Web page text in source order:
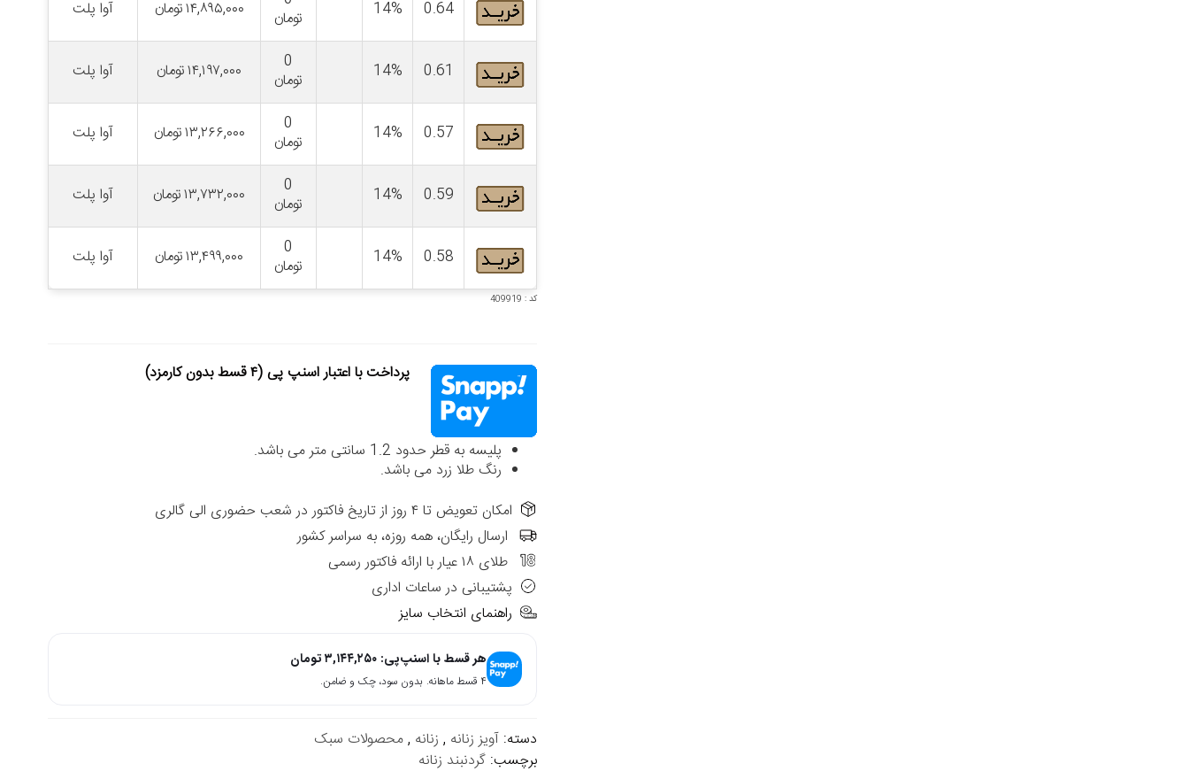
0.64
14%
تومان
۱۴,۸۹۵,۰۰۰تومان آوا پلت
0.61
14%
0
تومان
۱۴,۱۹۷,۰۰۰تومان آوا پلت
0.57
14%
0
تومان
۱۳,۲۶۶,۰۰۰تومان آوا پلت
0.59
14%
0
تومان
۱۳,۷۳۲,۰۰۰تومان آوا پلت
0.58
14%
0
تومان
۱۳,۴۹۹,۰۰۰تومان آوا پلت
کد : 409919
پرداخت با اعتبار اسنپ پی (۴ قسط بدون کارمزد)
پلیسه به قطر حدود 1.2 سانتی متر می باشد.
رنگ طلا زرد می باشد.
امکان تعویض تا ۴ روز از تاریخ فاکتور در شعب حضوری الی گالری
ارسال رایگان، همه روزه، به سراسر کشور
طلای ۱۸ عیار با ارائه فاکتور رسمی
پشتیبانی در ساعات اداری
راهنمای انتخاب سایز
هر قسط با اسنپ‌پی: ۳,۱۴۴,۲۵۰تومان
۴ قسط ماهانه. بدون سود، چک و ضامن.
دسته: آویز زنانه , زنانه ,محصولات سبک
برچسب: گردنبند زنانه